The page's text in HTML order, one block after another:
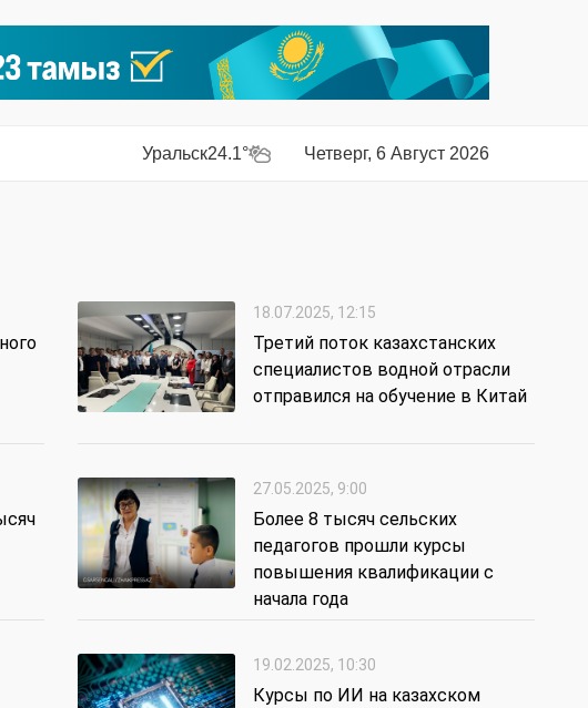
Уральск24.1° Четверг, 6 Август 2026
18.07.2025, 12:15
Третий поток казахстанских
специалистов водной отрасли
отправился на обучение в Китай
27.05.2025, 9:00
Более 8 тысяч сельских
педагогов прошли курсы
повышения квалификации с
начала года
19.02.2025, 10:30
Курсы по ИИ на казахском